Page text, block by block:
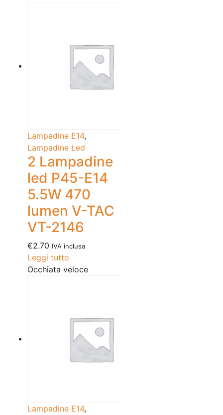
Lampadine E14,
Lampadine Led
2 Lampadine
led P45-E14
5.5W 470
lumen V-TAC
VT-2146
€2.70 IVA inclusa
Leggi tutto
Occhiata veloce
Lampadine E14,